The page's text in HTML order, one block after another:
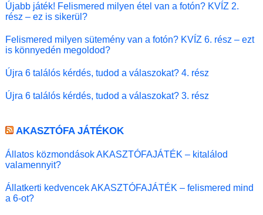
Újabb játék! Felismered milyen étel van a fotón? KVÍZ 2.
rész – ez is sikerül?
Felismered milyen sütemény van a fotón? KVÍZ 6. rész – ezt
is könnyedén megoldod?
Újra 6 találós kérdés, tudod a válaszokat? 4. rész
Újra 6 találós kérdés, tudod a válaszokat? 3. rész
AKASZTÓFA JÁTÉKOK
Állatos közmondások AKASZTÓFAJÁTÉK – kitalálod
valamennyit?
Állatkerti kedvencek AKASZTÓFAJÁTÉK – felismered mind
a 6-ot?